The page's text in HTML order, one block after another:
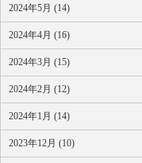
2024年5月 (14)
2024年4月 (16)
2024年3月 (15)
2024年2月 (12)
2024年1月 (14)
2023年12月 (10)